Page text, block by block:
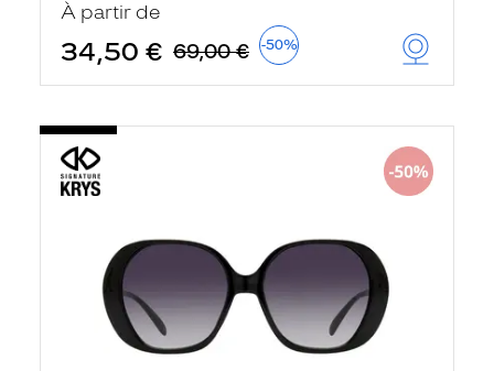
À partir de
34,50 € 69,00 € -50%